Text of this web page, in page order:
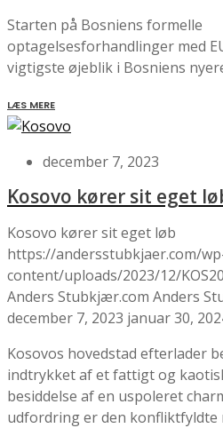
Starten på Bosniens formelle
optagelsesforhandlinger med
vigtigste øjeblik i Bosniens
LÆS MERE
december 7, 2023
Kosovo kører sit eget
Kosovo kører sit eget løb
https://andersstubkjaer.com/
content/uploads/2023/12/
Anders Stubkjær.com Anders
december 7, 2023 januar 30,
Kosovos hovedstad efterlader
indtrykket af et fattigt og
besiddelse af en uspoleret
udfordring er den konfliktfyldte